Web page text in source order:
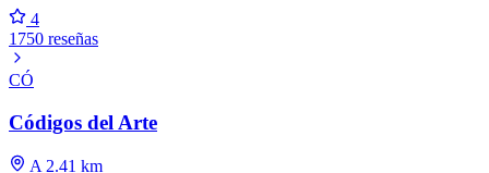
4
1750 reseñas
CÓ
Códigos del Arte
A 2.41 km